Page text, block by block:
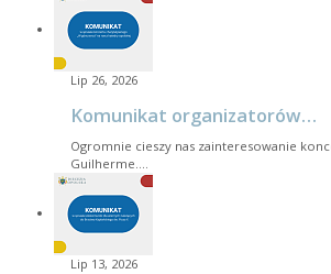
Lip 26, 2026
Komunikat organizatorów…
Ogromnie cieszy nas zainteresowanie
Guilherme.…
Lip 13, 2026